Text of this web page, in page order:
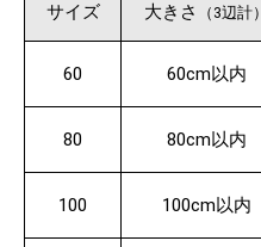
サイズ 大きさ （3辺計）
60 60cm以内
80 80cm以内
100 100cm以内